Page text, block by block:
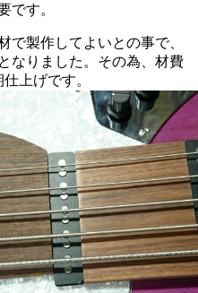
です。
で製作してよいとの事で、
なりました。その為、材費
上げです。